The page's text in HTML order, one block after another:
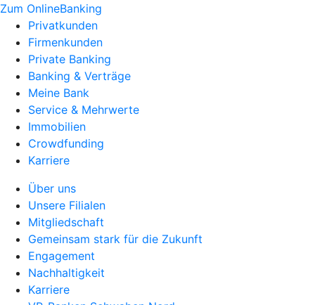
Zum OnlineBanking
Privatkunden
Firmenkunden
Private Banking
Banking & Verträge
Meine Bank
Service & Mehrwerte
Immobilien
Crowdfunding
Karriere
Über uns
Unsere Filialen
Mitgliedschaft
Gemeinsam stark für die Zukunft
Engagement
Nachhaltigkeit
Karriere